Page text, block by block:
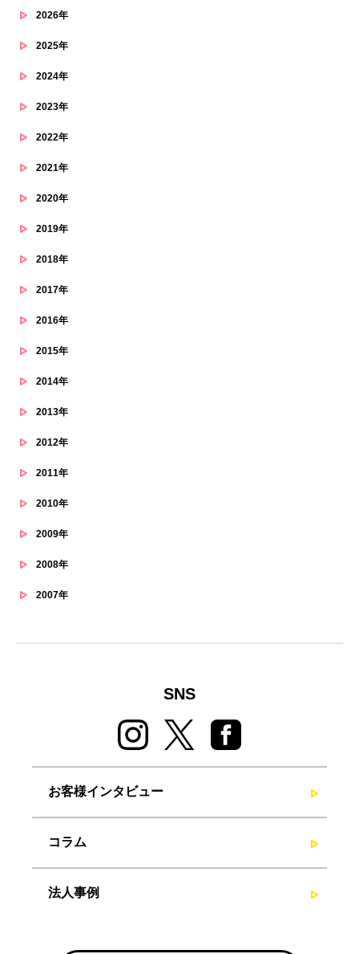
2026年
2025年
2024年
2023年
2022年
2021年
2020年
2019年
2018年
2017年
2016年
2015年
2014年
2013年
2012年
2011年
2010年
2009年
2008年
2007年
SNS
お客様インタビュー
コラム
法人事例